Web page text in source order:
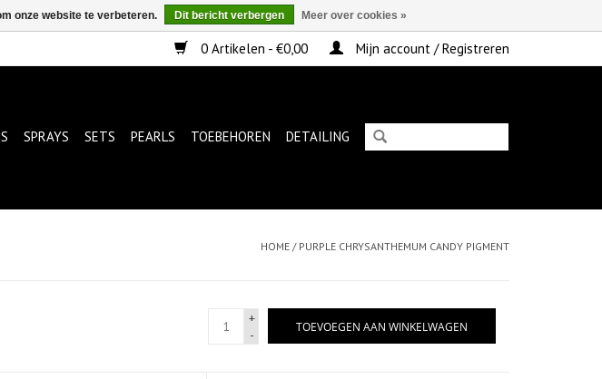
0 Artikelen - €0,00 Mijn account / Registreren
SPRAYS SETS PEARLS TOEBEHOREN DETAILING
HOME / PURPLE CHRYSANTHEMUM CANDY PIGMENT
+
-
TOEVOEGEN AAN WINKELWAGEN
onze website te verbeteren. Dit bericht verbergen Meer over cookies »